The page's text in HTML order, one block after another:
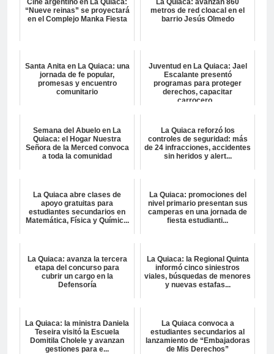
“Nueve reinas” se proyectará
en el Complejo Manka Fiesta
metros de red cloacal en el
barrio Jesús Olmedo
Santa Anita en La Quiaca: una
jornada de fe popular,
promesas y encuentro
comunitario
Juventud en La Quiaca: Jael
Escalante presentó
programas para proteger
derechos, capacitar
carrocero...
Semana del Abuelo en La
Quiaca: el Hogar Nuestra
Señora de la Merced convoca
a toda la comunidad
La Quiaca reforzó los
controles de seguridad: más
de 24 infracciones, accidentes
sin heridos y alert...
La Quiaca abre clases de
apoyo gratuitas para
estudiantes secundarios en
Matemática, Física y Químic...
La Quiaca: promociones del
nivel primario presentan sus
camperas en una jornada de
fiesta estudianti...
La Quiaca: avanza la tercera
etapa del concurso para
cubrir un cargo en la
Defensoría
La Quiaca: la Regional Quinta
informó cinco siniestros
viales, búsquedas de menores
y nuevas estafas...
La Quiaca: la ministra Daniela
Teseira visitó la Escuela
Domitila Cholele y avanzan
gestiones para e...
La Quiaca convoca a
estudiantes secundarios al
lanzamiento de “Embajadoras
de Mis Derechos”